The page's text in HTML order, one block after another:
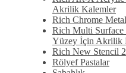
Akrilik Kalemler
Rich Chrome
Rich Multi
Yüzey İçin Akrilik
Rich New Stencil
Rölyef Pastalar